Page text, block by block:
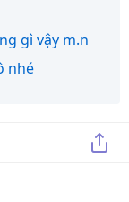
gì vậy m.n
nhé